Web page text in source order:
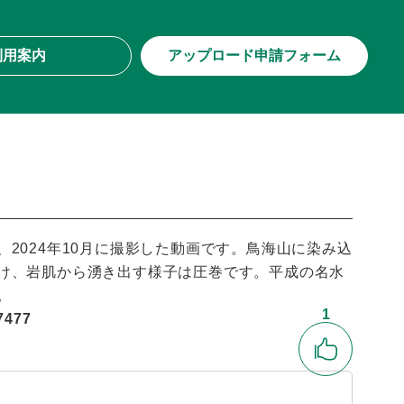
用案内 アップロード申請フォーム
2024年10月に撮影した動画です。鳥海山に染み込
、岩肌から湧き出す様子は圧巻です。平成の名水
いいね
1